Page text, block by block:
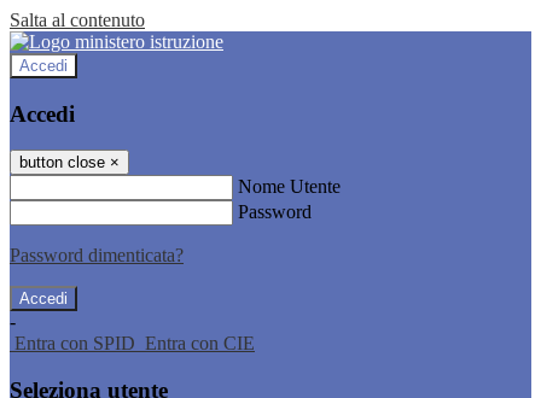
Salta al contenuto
Accedi
Accedi
button close ×
Nome Utente
Password
Password dimenticata?
-
Entra con SPID Entra con CIE
Seleziona utente